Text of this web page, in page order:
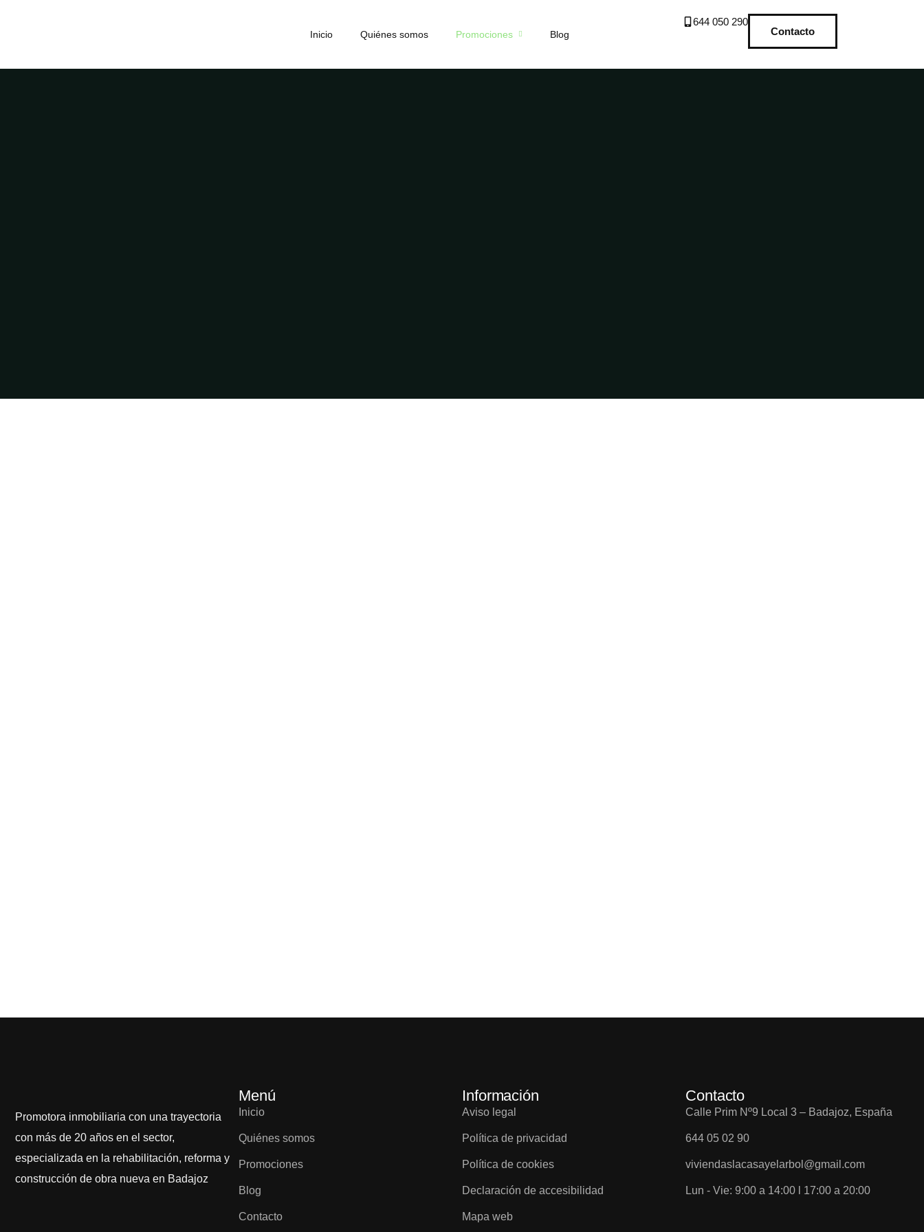
Inicio Quiénes somos Promociones Blog
644 050 290
Contacto
Promotora inmobiliaria con una trayectoria
con más de 20 años en el sector,
especializada en la rehabilitación, reforma y
construcción de obra nueva en Badajoz
Menú
Inicio
Quiénes somos
Promociones
Blog
Contacto
Información
Aviso legal
Política de privacidad
Política de cookies
Declaración de accesibilidad
Mapa web
Contacto
Calle Prim Nº9 Local 3 – Badajoz, España
644 05 02 90
viviendaslacasayelarbol@gmail.com
Lun - Vie: 9:00 a 14:00 l 17:00 a 20:00